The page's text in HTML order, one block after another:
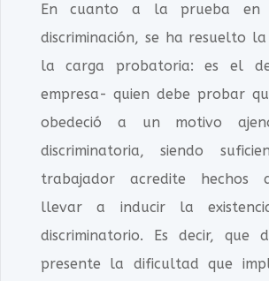
En cuanto a la prueba en
discriminación, se ha resuelto
la carga probatoria: es el
empresa- quien debe probar
obedeció a un motivo
discriminatoria, siendo
trabajador acredite hechos
llevar a inducir la
discriminatorio. Es decir, que
presente la dificultad que